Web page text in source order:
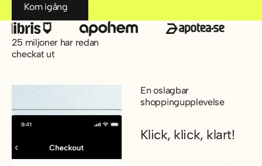
Kom igång
25 miljoner har redan
checkat ut
En oslagbar
shoppingupplevelse
Klick, klick, klart!